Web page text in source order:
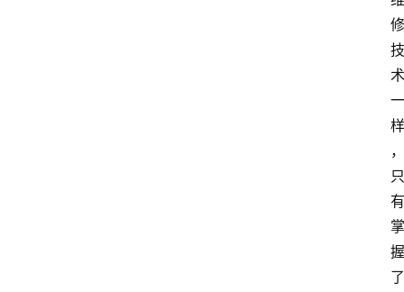
修
技
术
一
样
，
只
有
掌
握
了